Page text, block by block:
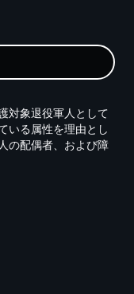
対象退役軍人として
いる属性を理由とし
の配偶者、および障